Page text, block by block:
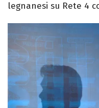
legnanesi su Rete 4